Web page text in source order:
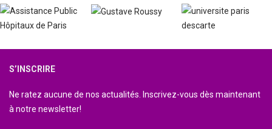
S’INSCRIRE
Ne ratez aucune de nos actualités. Inscrivez-vous dès maintenant
à notre newsletter!